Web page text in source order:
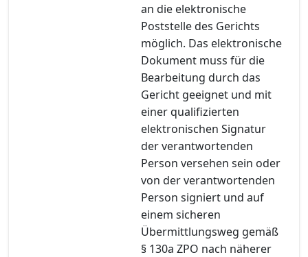
an die elektronische
Poststelle des Gerichts
möglich. Das elektronische
Dokument muss für die
Bearbeitung durch das
Gericht geeignet und mit
einer qualifizierten
elektronischen Signatur
der verantwortenden
Person versehen sein oder
von der verantwortenden
Person signiert und auf
einem sicheren
Übermittlungsweg gemäß
§ 130a ZPO nach näherer